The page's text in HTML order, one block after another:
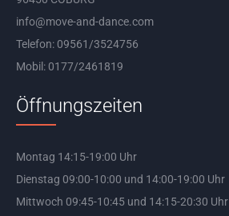
info@move-and-dance.com
Telefon: 09561/3524756
Mobil: 0177/2461819
Öffnungszeiten
Montag 14:15-19:00 Uhr
Dienstag 09:00-10:00 und 14:00-19:00 Uhr
Mittwoch 09:45-10:45 und 14:15-20:30 Uhr